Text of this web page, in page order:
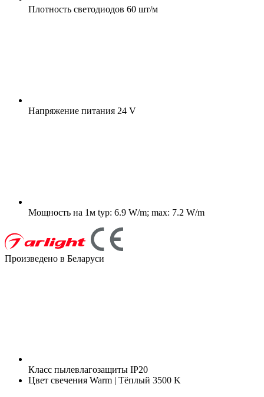
Плотность светодиодов 60 шт/м
Напряжение питания 24 V
Мощность на 1м typ: 6.9 W/m; max: 7.2 W/m
Произведено в Беларуси
Класс пылевлагозащиты IP20
Цвет свечения Warm | Тёплый 3500 K